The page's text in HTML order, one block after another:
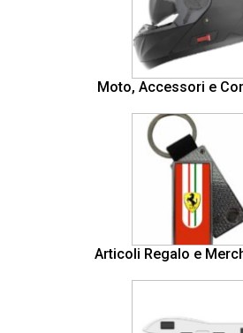
Moto, Accessori e
Articoli Regalo e